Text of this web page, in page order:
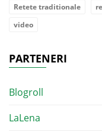
Retete traditionale
video
PARTENERI
Blogroll
LaLena